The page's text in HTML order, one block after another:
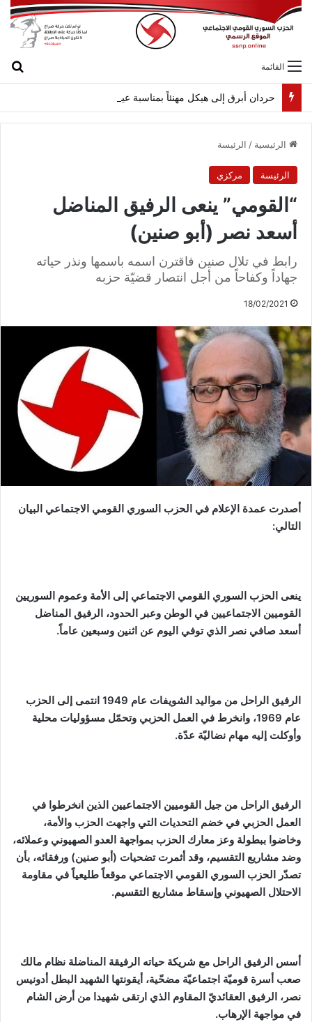
القائمة
حردان أبرق إلى هيكل مهنئاً بمناسبة عيد الجيش
الرئيسية / الرئيسة
الرئيسة مركزي
“القومي” ينعى الرفيق المناضل
أسعد نصر (أبو صنين)
رابط في تلال صنين فاقترن اسمه باسمها ونذر حياته
جهاداً وكفاحاً من أجل انتصار قضيّة حزبه
18/02/2021
أصدرت عمدة الإعلام في الحزب السوري القومي الاجتماعي البيان
التالي:
ينعى الحزب السوري القومي الاجتماعي إلى الأمة وعموم السوريين
القوميين الاجتماعيين في الوطن وعبر الحدود، الرفيق المناضل
أسعد صافي نصر الذي توفي اليوم عن اثنين وسبعين عاماً.
الرفيق الراحل من مواليد الشويفات عام 1949 انتمى إلى الحزب
عام 1969، وانخرط في العمل الحزبي وتحمّل مسؤوليات محلية
وأوكلت إليه مهام نضاليّة عدّة.
الرفيق الراحل من جيل القوميين الاجتماعيين الذين انخرطوا في
العمل الحزبي في خضم التحديات التي واجهت الحزب والأمة،
وخاضوا ببطولة وعز معارك الحزب بمواجهة العدو الصهيوني وعملائه،
وضد مشاريع التقسيم، وقد أثمرت تضحيات (أبو صنين) ورفقائه، بأن
تصدّر الحزب السوري القومي الاجتماعي موقعاً طليعياً في مقاومة
الاحتلال الصهيوني وإسقاط مشاريع التقسيم.
أسس الرفيق الراحل مع شريكة حياته الرفيقة المناضلة نظام مالك
صعب أسرة قوميّة اجتماعيّة مضحّية، أيقونتها الشهيد البطل أدونيس
نصر، الرفيق العقائديّ المقاوم الذي ارتقى شهيدا من أرض الشام
في مواجهة الإرهاب.